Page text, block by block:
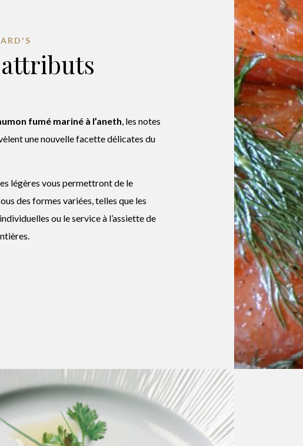
attributs
fumé mariné à l’aneth , les notes
une nouvelle facette délicates du
légères vous permettront de le
des formes variées, telles que les
ou le service à l’assiette de